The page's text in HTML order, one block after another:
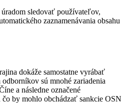
sledovať používateľov,
zaznamenávania obsahu
dokáže samostatne vyrábať
sú mnohé zariadenia
a následne označené
by mohlo obchádzať sankcie OSN